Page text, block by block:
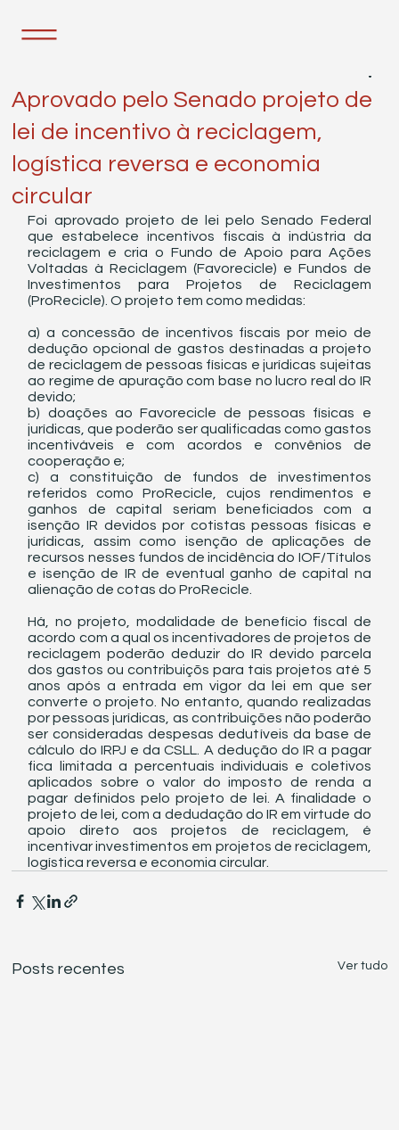
Aprovado pelo Senado projeto de
lei de incentivo à reciclagem,
logística reversa e economia
circular
Foi aprovado projeto de lei pelo Senado Federal
que estabelece incentivos fiscais à indústria da
reciclagem e cria o Fundo de Apoio para Ações
Voltadas à Reciclagem (Favorecicle) e Fundos de
Investimentos para Projetos de Reciclagem
(ProRecicle). O projeto tem como medidas:
a) a concessão de incentivos fiscais por meio de
dedução opcional de gastos destinadas a projeto
de reciclagem de pessoas físicas e jurídicas sujeitas
ao regime de apuração com base no lucro real do IR
devido;
b) doações ao Favorecicle de pessoas físicas e
jurídicas, que poderão ser qualificadas como gastos
incentiváveis e com acordos e convênios de
cooperação e;
c) a constituição de fundos de investimentos
referidos como ProRecicle, cujos rendimentos e
ganhos de capital seriam beneficiados com a
isenção IR devidos por cotistas pessoas físicas e
jurídicas, assim como isenção de aplicações de
recursos nesses fundos de incidência do IOF/Títulos
e isenção de IR de eventual ganho de capital na
alienação de cotas do ProRecicle.
Há, no projeto, modalidade de benefício fiscal de
acordo com a qual os incentivadores de projetos de
reciclagem poderão deduzir do IR devido parcela
dos gastos ou contribuiçõs para tais projetos até 5
anos após a entrada em vigor da lei em que ser
converte o projeto. No entanto, quando realizadas
por pessoas jurídicas, as contribuições não poderão
ser consideradas despesas dedutíveis da base de
cálculo do IRPJ e da CSLL. A dedução do IR a pagar
fica limitada a percentuais individuais e coletivos
aplicados sobre o valor do imposto de renda a
pagar definidos pelo projeto de lei. A finalidade o
projeto de lei, com a dedudação do IR em virtude do
apoio direto aos projetos de reciclagem, é
incentivar investimentos em projetos de reciclagem,
logística reversa e economia circular.
Posts recentes Ver tudo